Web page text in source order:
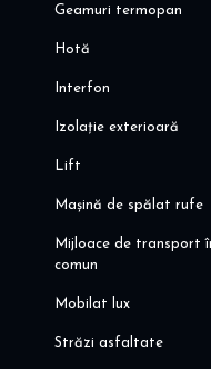
Geamuri termopan
Hotă
Interfon
Izolație exterioară
Lift
Mașină de spălat rufe
Mijloace de transport
comun
Mobilat lux
Străzi asfaltate